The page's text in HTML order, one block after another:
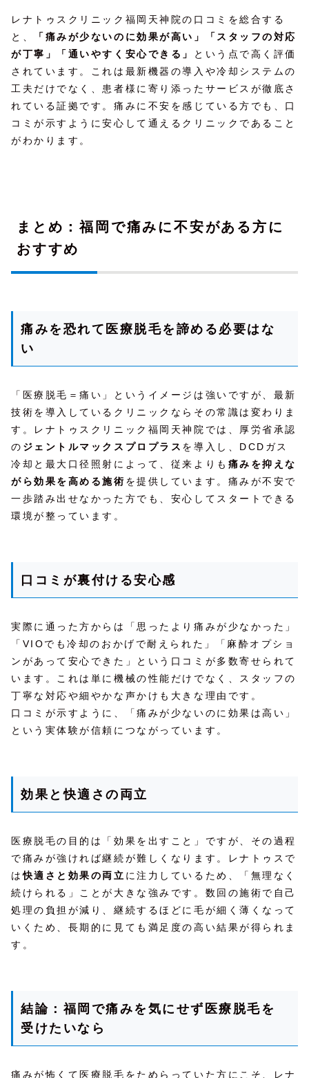
レナトゥスクリニック福岡天神院の口コミを総合する
と、
「痛みが少ないのに効果が高い」「スタッフの対応
が丁寧」「通いやすく安心できる」
という点で高く評価
されています。これは最新機器の導入や冷却システムの
工夫だけでなく、患者様に寄り添ったサービスが徹底さ
れている証拠です。痛みに不安を感じている方でも、口
コミが示すように安心して通えるクリニックであること
がわかります。
まとめ：福岡で痛みに不安がある方に
おすすめ
痛みを恐れて医療脱毛を諦める必要はな
い
「医療脱毛＝痛い」というイメージは強いですが、最新
技術を導入しているクリニックならその常識は変わりま
す。レナトゥスクリニック福岡天神院では、厚労省承認
の ジェントルマックスプロプラス を導入し、DCDガス
冷却と最大口径照射によって、従来よりも 痛みを抑えな
がら効果を高める施術 を提供しています。痛みが不安で
一歩踏み出せなかった方でも、安心してスタートできる
環境が整っています。
口コミが裏付ける安心感
実際に通った方からは「思ったより痛みが少なかった」
「VIOでも冷却のおかげで耐えられた」「麻酔オプショ
ンがあって安心できた」という口コミが多数寄せられて
います。これは単に機械の性能だけでなく、スタッフの
丁寧な対応や細やかな声かけも大きな理由です。
口コミが示すように、「痛みが少ないのに効果は高い」
という実体験が信頼につながっています。
効果と快適さの両立
医療脱毛の目的は「効果を出すこと」ですが、その過程
で痛みが強ければ継続が難しくなります。レナトゥスで
は快適さと効果の両立 に注力しているため、「無理なく
続けられる」ことが大きな強みです。数回の施術で自己
処理の負担が減り、継続するほどに毛が細く薄くなって
いくため、長期的に見ても満足度の高い結果が得られま
す。
結論：福岡で痛みを気にせず医療脱毛を
受けたいなら
痛みが怖くて医療脱毛をためらっていた方にこそ、レナ